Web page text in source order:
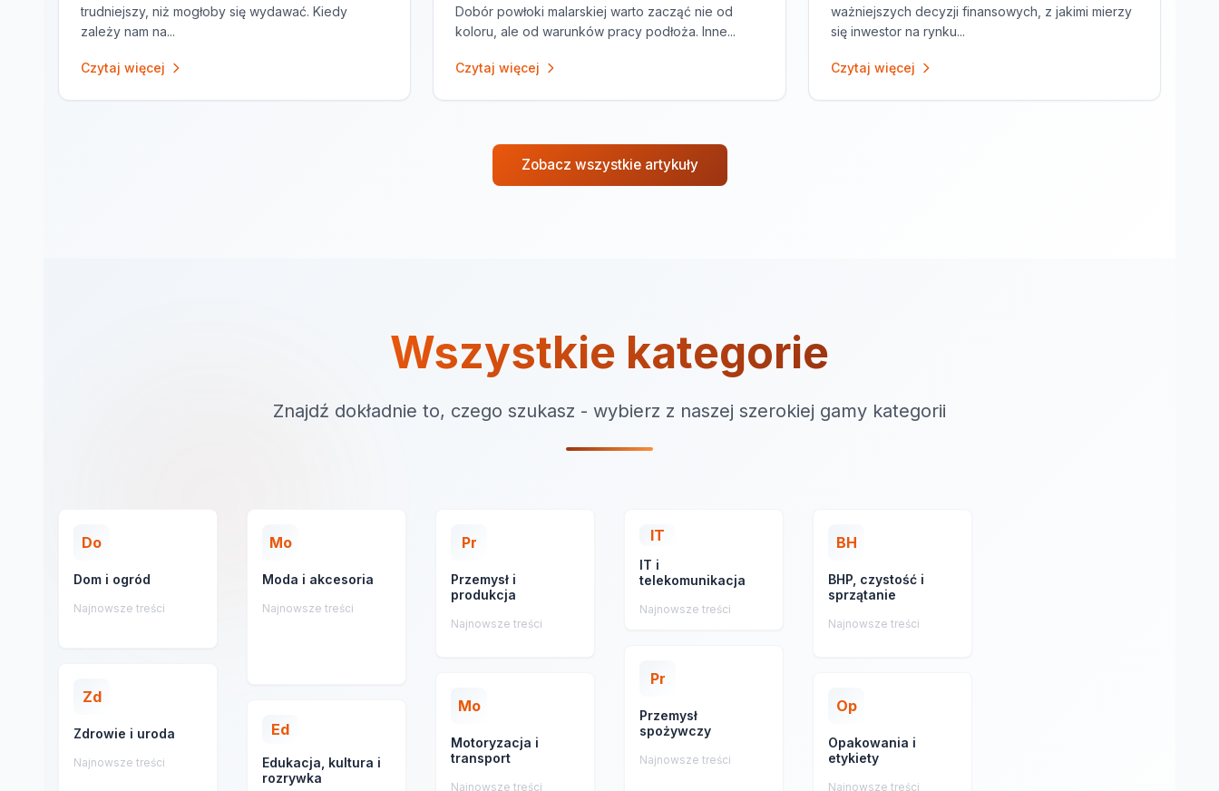
trudniejszy, niż mogłoby się wydawać. Kiedy
zależy nam na...
Czytaj więcej
Dobór powłoki malarskiej warto zacząć nie od
koloru, ale od warunków pracy podłoża. Inne...
Czytaj więcej
ważniejszych decyzji finansowych, z jakimi mierzy
się inwestor na rynku...
Czytaj więcej
Zobacz wszystkie artykuły
Wszystkie kategorie
Znajdź dokładnie to, czego szukasz - wybierz z naszej szerokiej gamy kategorii
Do
Dom i ogród
Najnowsze treści
Zd
Zdrowie i uroda
Najnowsze treści
Mo
Moda i akcesoria
Najnowsze treści
Ed
Edukacja, kultura i
rozrywka
Pr
Przemysł i
produkcja
Najnowsze treści
Mo
Motoryzacja i
transport
Najnowsze treści
IT
IT i
telekomunikacja
Najnowsze treści
Pr
Przemysł
spożywczy
Najnowsze treści
BH
BHP, czystość i
sprzątanie
Najnowsze treści
Op
Opakowania i
etykiety
Najnowsze treści